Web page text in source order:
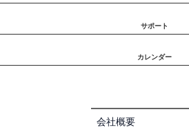
サポート
カレンダー
会社概要